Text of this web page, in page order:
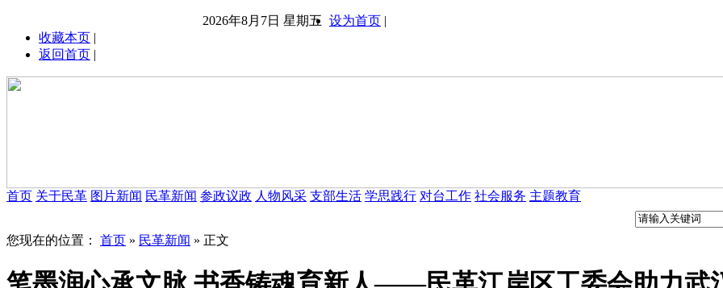
2026年8月7日 星期五 设为首页 |
收藏本页 |
返回首页 |
首页 关于民革 图片新闻 民革新闻 参政议政 人物风采 支部生活 学思践行 对台工作 社会服务 主题教育
您现在的位置： 首页 » 民革新闻 » 正文